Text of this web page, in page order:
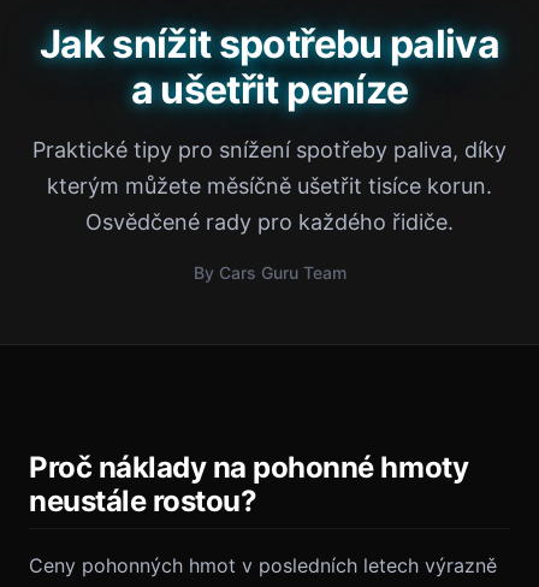
Jak snížit spotřebu paliva
a ušetřit peníze
Praktické tipy pro snížení spotřeby paliva, díky
kterým můžete měsíčně ušetřit tisíce korun.
Osvědčené rady pro každého řidiče.
By Cars Guru Team
Proč náklady na pohonné hmoty
neustále rostou?
Ceny pohonných hmot v posledních letech výrazně